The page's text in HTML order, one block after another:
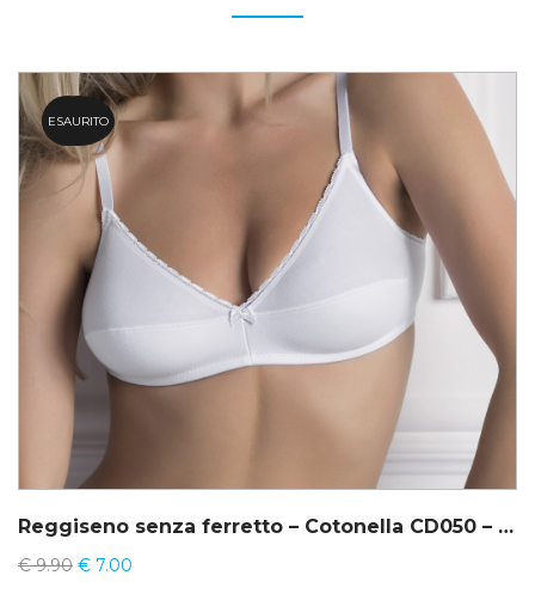
29.3%
ESAURITO
Reggiseno senza ferretto – Cotonella CD050 – Sonia
€9.90 € 7.00